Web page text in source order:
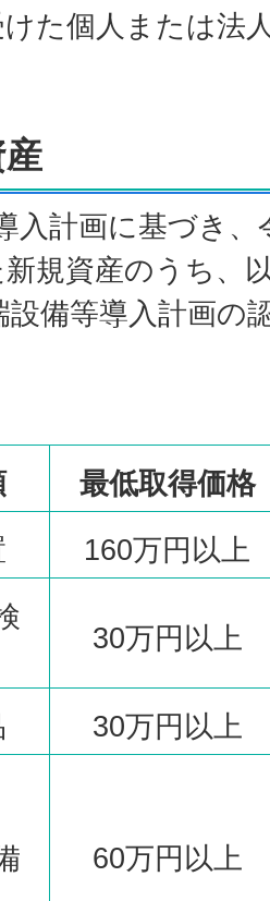
た個人または法
入計画に基づき、
規資産のうち、
備等導入計画の
最低取得価格
160万円以上
30万円以上
30万円以上
60万円以上